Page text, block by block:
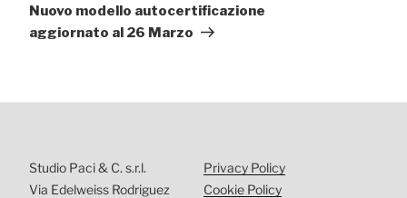
Nuovo modello autocertificazione
aggiornato al 26 Marzo
Studio Paci & C. s.r.l.
Via Edelweiss Rodriguez
Privacy Policy
Cookie Policy